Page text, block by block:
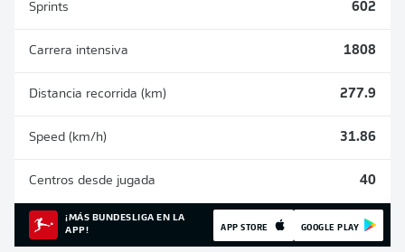
Sprints 602
Carrera intensiva 1808
Distancia recorrida (km) 277.9
Speed (km/h) 31.86
Centros desde jugada 40
¡MÁS BUNDESLIGA EN LA
APP!
APP STORE GOOGLE PLAY